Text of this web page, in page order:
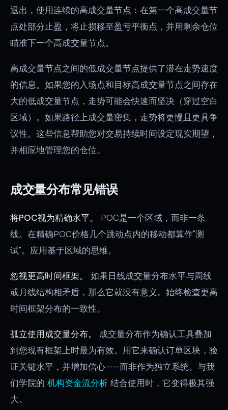
退出，使用连续的高成交量节点：在第一个高成交量节
点处部分止盈，将止损移至盈亏平衡点，并用剩余仓位
瞄准下一个高成交量节点。
高成交量节点之间的低成交量节点提供了潜在走势速度
的信息。如果您的入场点和目标高成交量节点之间存在
大的低成交量节点，走势可能会快速而坚决（穿过空白
区域）。如果路径上成交量密集，走势将更慢且更具争
议性。这些信息帮助您对交易持续时间设定现实期望，
并相应地管理您的仓位。
成交量分布常见错误
将POC视为精确水平。
POC是一个区域，而非一条
线。在精确POC价格几个跳动点内的移动都算作"测
试"。应用基于区域的思维。
忽视更高时间框架。
如果日线成交量分布水平与周线
或月线结构相矛盾，那么它就没有意义。始终检查更高
时间框架分布的一致性。
孤立使用成交量分布。
成交量分布作为确认工具叠加
到您现有框架上时最为有效。用它来确认订单区块，验
证关键水平，并增加信心——而非作为独立系统。与我
们学院的 机构资金流分析 结合使用时，它变得极其强
大。